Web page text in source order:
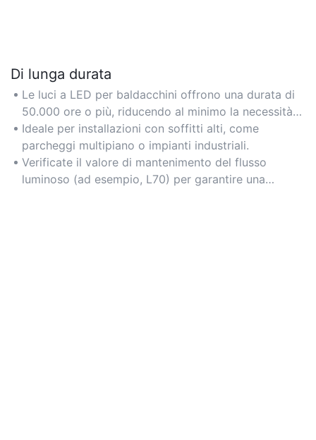
Di lunga durata
Le luci a LED per baldacchini offrono una durata di
50.000 ore o più, riducendo al minimo la necessità
di sostituzioni frequenti.
Ideale per installazioni con soffitti alti, come
parcheggi multipiano o impianti industriali.
Verificate il valore di mantenimento del flusso
luminoso (ad esempio, L70) per garantire una